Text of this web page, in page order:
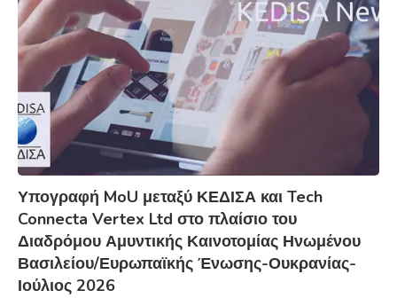
Υπογραφή MoU μεταξύ ΚΕΔΙΣΑ και Tech
Connecta Vertex Ltd στο πλαίσιο του
Διαδρόμου Αμυντικής Καινοτομίας Ηνωμένου
Βασιλείου/Ευρωπαϊκής Ένωσης-Ουκρανίας-
Ιούλιος 2026